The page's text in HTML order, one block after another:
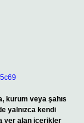
kurum veya şahıs
yalnızca kendi
yer alan içerikler